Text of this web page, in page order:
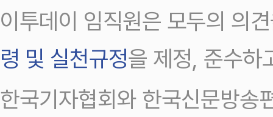
이투데이 임직원은 모두의 의
령 및 실천규정을 제정, 준수하
한국기자협회와 한국신문방송